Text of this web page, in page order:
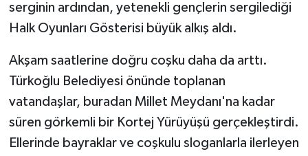
serginin ardından, yetenekli gençlerin sergilediği
Halk Oyunları Gösterisi büyük alkış aldı.
Akşam saatlerine doğru coşku daha da arttı.
Türkoğlu Belediyesi önünde toplanan
vatandaşlar, buradan Millet Meydanı'na kadar
süren görkemli bir Kortej Yürüyüşü gerçekleştirdi.
Ellerinde bayraklar ve coşkulu sloganlarla ilerleyen